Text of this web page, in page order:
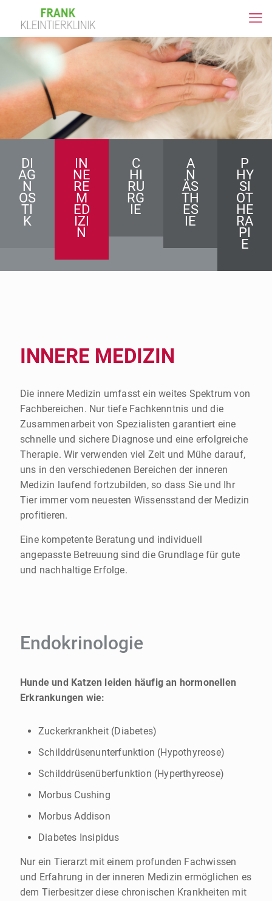
DI
AG
N
OS
TI
K
IN
NE
RE
M
ED
IZI
N
C
HI
RU
RG
IE
A
N
ÄS
TH
ES
IE
P
HY
SI
OT
HE
RA
PI
E
INNERE MEDIZIN
Die innere Medizin umfasst ein weites Spektrum von
Fachbereichen. Nur tiefe Fachkenntnis und die
Zusammenarbeit von Spezialisten garantiert eine
schnelle und sichere Diagnose und eine erfolgreiche
Therapie. Wir verwenden viel Zeit und Mühe darauf,
uns in den verschiedenen Bereichen der inneren
Medizin laufend fortzubilden, so dass Sie und Ihr
Tier immer vom neuesten Wissensstand der Medizin
profitieren.
Eine kompetente Beratung und individuell
angepasste Betreuung sind die Grundlage für gute
und nachhaltige Erfolge.
Endokrinologie
Hunde und Katzen leiden häufig an hormonellen
Erkrankungen wie:
Zuckerkrankheit (Diabetes)
Schilddrüsenunterfunktion (Hypothyreose)
Schilddrüsenüberfunktion (Hyperthyreose)
Morbus Cushing
Morbus Addison
Diabetes Insipidus
Nur ein Tierarzt mit einem profunden Fachwissen
und Erfahrung in der inneren Medizin ermöglichen es
dem Tierbesitzer diese chronischen Krankheiten mit